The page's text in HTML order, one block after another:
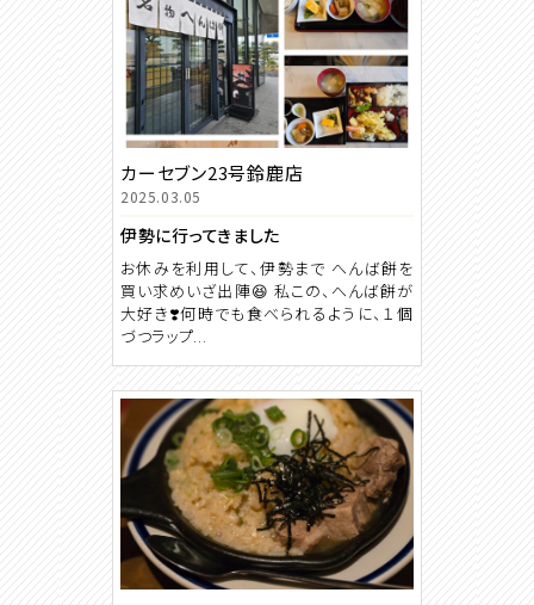
カーセブン23号鈴鹿店
2025.03.05
伊勢に行ってきました
お休みを利用して、伊勢まで へんば餅を
買い求めいざ出陣😆 私この、へんば餅が
大好き❣️何時でも食べられるように、１個
づつラップ...